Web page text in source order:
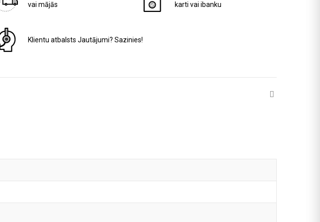
vai mājās
karti vai ibanku
Klientu atbalsts Jautājumi? Sazinies!